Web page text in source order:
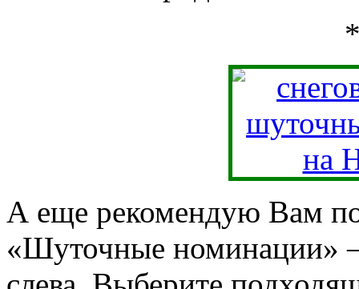
А еще рекомендую Вам
«Шуточные номинации»